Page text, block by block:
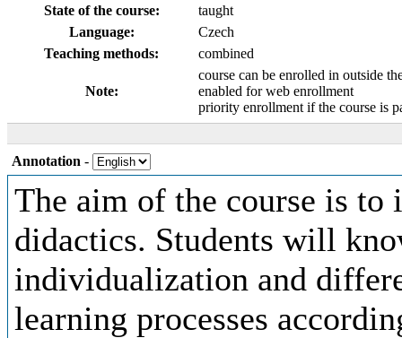
State of the course:
taught
Language:
Czech
Teaching methods:
combined
Note:
course can be enrolled in outside
enabled for web enrollment
priority enrollment if the course is
Annotation -
The aim of the course is to
didactics. Students will
individualization and
learning processes